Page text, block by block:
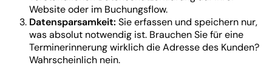
Website oder im Buchungsflow.
Datensparsamkeit: Sie erfassen und speichern nur,
was absolut notwendig ist. Brauchen Sie für eine
Terminerinnerung wirklich die Adresse des Kunden?
Wahrscheinlich nein.